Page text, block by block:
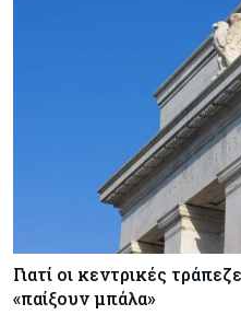
Γιατί οι κεντρικές
«παίξουν μπάλα»